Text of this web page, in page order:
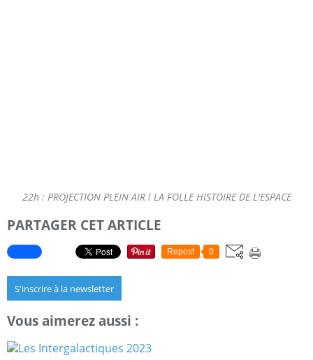
22h : PROJECTION PLEIN AIR ! LA FOLLE HISTOIRE DE L'ESPACE
PARTAGER CET ARTICLE
Repost 0
S'inscrire à la newsletter
Vous aimerez aussi :